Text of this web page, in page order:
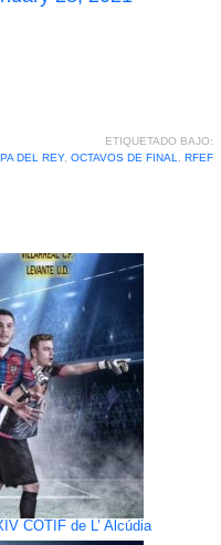
ETIQUETADO BAJO:
DEL REY, OCTAVOS DE FINAL RFEF
COTIF de L’ Alcúdia